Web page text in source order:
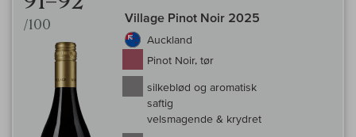
/100 Village Pinot Noir 2025
Auckland
Pinot Noir, tør
silkeblød og aromatisk
saftig
velsmagende & krydret